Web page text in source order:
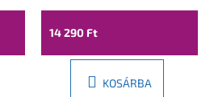
14 290 Ft
KOSÁRBA